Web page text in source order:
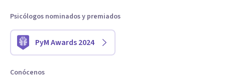
Psicólogos nominados y premiados
PyM Awards 2024
Conócenos